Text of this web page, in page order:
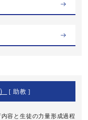
[ 助教 ]
容と生徒の力量形成過程